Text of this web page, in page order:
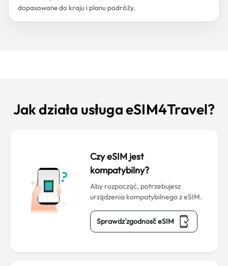
dopasowane do kraju i planu podróży.
Jak działa usługa eSIM4Travel?
Czy eSIM jest
kompatybilny?
Aby rozpocząć, potrzebujesz
urządzenia kompatybilnego z eSIM.
Sprawdź zgodność eSIM